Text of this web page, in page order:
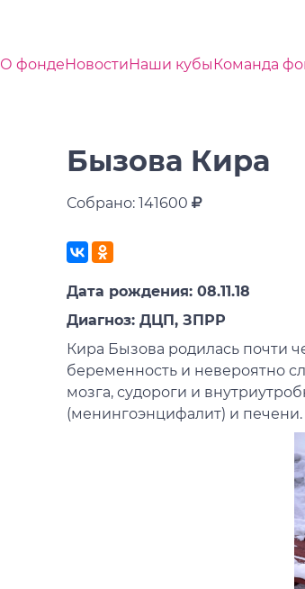
О фондеНовостиНаши кубыКоманда
Бызова Кира
Собрано: 141600
Дата рождения: 08.11.18
Диагноз: ДЦП, ЗПРР
Кира Бызова родилась почти
беременность и невероятно
мозга, судороги и
(менингоэнцифалит) и печени.